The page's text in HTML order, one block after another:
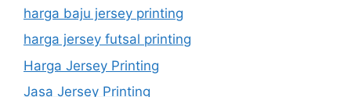
harga baju jersey printing
harga jersey futsal printing
Harga Jersey Printing
Jasa Jersey Printing